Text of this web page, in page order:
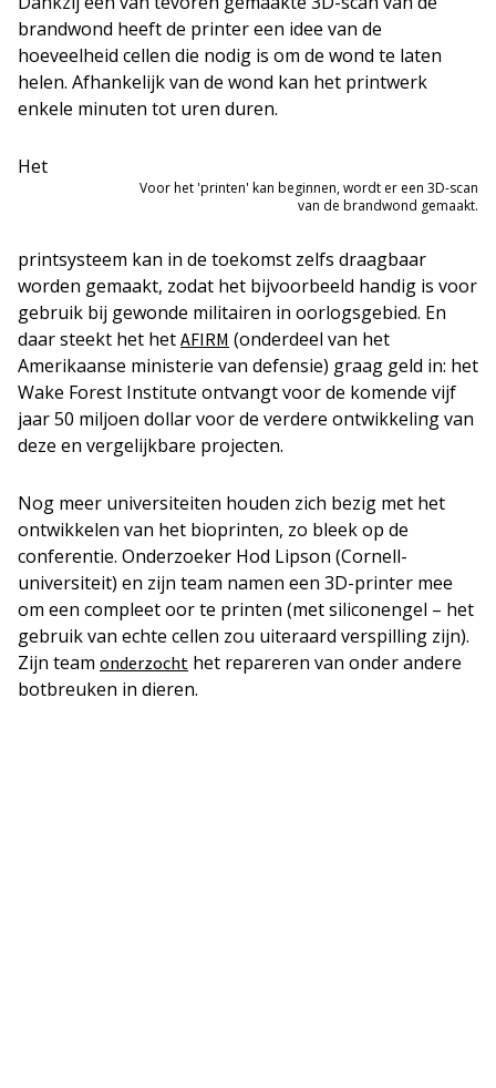
brandwond heeft de printer een idee van de
hoeveelheid cellen die nodig is om de wond te laten
helen. Afhankelijk van de wond kan het printwerk
enkele minuten tot uren duren.
Voor het 'printen' kan beginnen, wordt er een 3D-scan
van de brandwond gemaakt.
Het
printsysteem kan in de toekomst zelfs draagbaar
worden gemaakt, zodat het bijvoorbeeld handig is voor
gebruik bij gewonde militairen in oorlogsgebied. En
daar steekt het het AFIRM (onderdeel van het
Amerikaanse ministerie van defensie) graag geld in: het
Wake Forest Institute ontvangt voor de komende vijf
jaar 50 miljoen dollar voor de verdere ontwikkeling van
deze en vergelijkbare projecten.
Nog meer universiteiten houden zich bezig met het
ontwikkelen van het bioprinten, zo bleek op de
conferentie. Onderzoeker Hod Lipson (Cornell-
universiteit) en zijn team namen een 3D-printer mee
om een compleet oor te printen (met siliconengel – het
gebruik van echte cellen zou uiteraard verspilling zijn).
Zijn team onderzocht het repareren van onder andere
botbreuken in dieren.